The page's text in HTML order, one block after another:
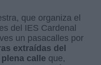
que organiza el
del IES Cardenal
un pasacalles por
extraídas del
calle que,